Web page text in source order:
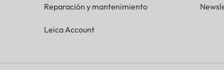
Reparación y mantenimiento
Leica Account